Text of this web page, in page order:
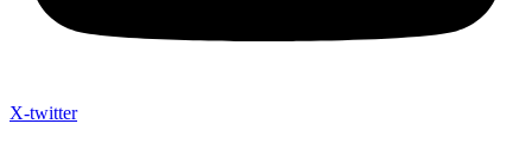
X-twitter